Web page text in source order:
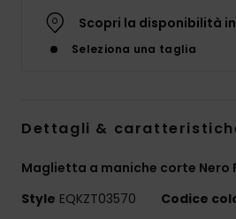
Scopri la disponibilità
Seleziona una taglia
Dettagli &
Maglietta a maniche corte Nero
Style EQKZT03570 Codice